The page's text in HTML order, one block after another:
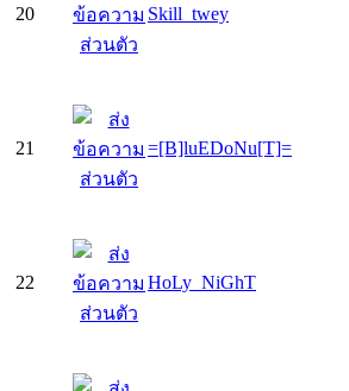
20 Skill_twey
21 =[B]luEDoNu[T]=
22 HoLy_NiGhT